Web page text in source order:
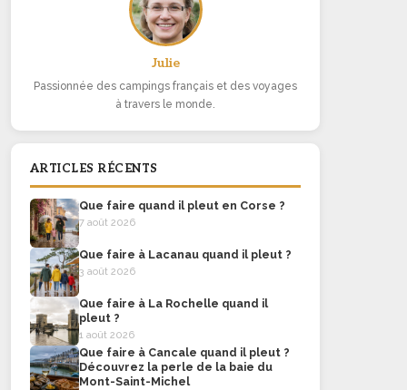
Julie
Passionnée des campings français et des voyages
à travers le monde.
ARTICLES RÉCENTS
Que faire quand il pleut en Corse ?
7 août 2026
Que faire à Lacanau quand il pleut ?
3 août 2026
Que faire à La Rochelle quand il
pleut ?
1 août 2026
Que faire à Cancale quand il pleut ?
Découvrez la perle de la baie du
Mont-Saint-Michel